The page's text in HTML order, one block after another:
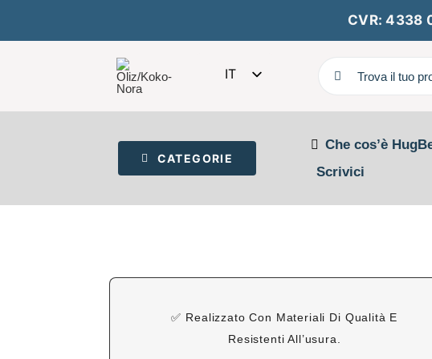
content
CVR: 4338
IT
DE
FR
ES
Søg
efter:
CATEGORIE
Che cos’è
Scrivici
✅ Realizzato Con Materiali Di Qualità E
Resistenti All’usura.